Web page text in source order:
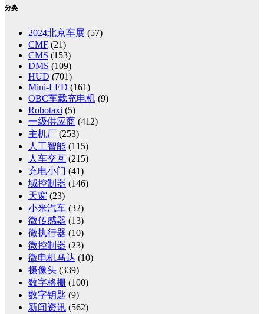
分类
2024北京车展 (57)
CMF (21)
CMS (153)
DMS (109)
HUD (701)
Mini-LED (161)
OBC车载充电机 (9)
Robotaxi (5)
一级供应商 (412)
主机厂 (253)
人工智能 (115)
人车交互 (215)
充电小门 (41)
域控制器 (146)
天窗 (23)
小米汽车 (32)
微传感器 (13)
微执行器 (10)
微控制器 (23)
微电机马达 (10)
摄像头 (339)
数字格栅 (100)
数字钥匙 (9)
新闻资讯 (562)